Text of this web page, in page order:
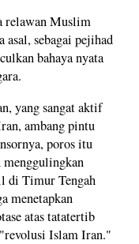
relawan Muslim
asal, sebagai pejihad
bahaya nyata
yang sangat aktif
ambang pintu
poros itu
menggulingkan
di Timur Tengah
menetapkan
atas tatatertib
Islam Iran."